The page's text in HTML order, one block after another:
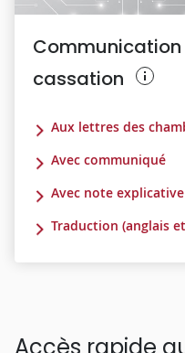
cassation
Aux lettres des
Avec communiqué
Avec note explicative
Traduction (anglais
Accès rapide